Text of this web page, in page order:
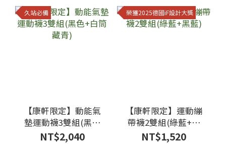
久站必備
【康軒限定】動能氣
墊運動襪3雙組(黑色
+白筒藏青)
NT$2,040
榮獲2025德國iF設計大獎
【康軒限定】運動繃
帶襪2雙組(綠藍+黑
藍)
NT$1,520